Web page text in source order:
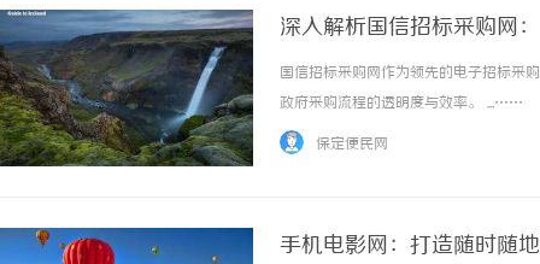
深入解析国信招标采购网
国信招标采购网作为领先的电子招标采
政府采购流程的透明度与效率。 ...……
保定便民网
手机电影网：打造随时随